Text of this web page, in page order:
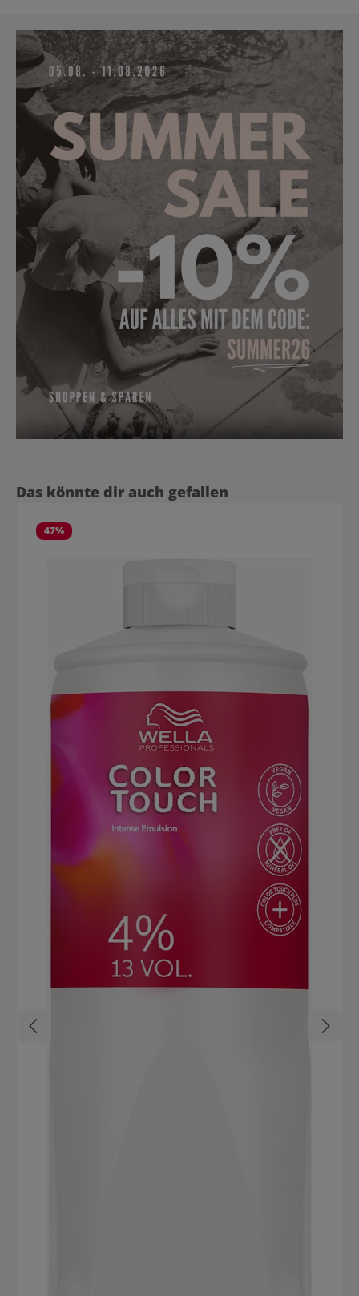
Produktgalerie überspringen
Das könnte dir auch gefallen
47%